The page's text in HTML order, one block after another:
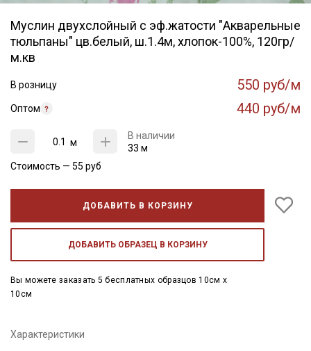
Муслин двухслойный с эф.жатости "Акварельные
тюльпаны" цв.белый, ш.1.4м, хлопок-100%, 120гр/
м.кв
В розницу 550 руб/м
Оптом 440 руб/м
м
В наличии
33 м
Стоимость — 55 руб
ДОБАВИТЬ В КОРЗИНУ
ДОБАВИТЬ ОБРАЗЕЦ В КОРЗИНУ
Вы можете заказать 5 бесплатных образцов 10см x
10см
Характеристики